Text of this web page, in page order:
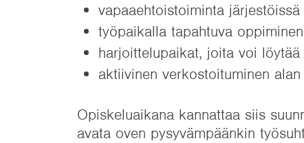
vapaaehtoistoiminta
työpaikalla tapahtuva
harjoittelupaikat, joita voi
aktiivinen verkostoituminen
Opiskeluaikana kannattaa siis
avata oven pysyvämpäänkin